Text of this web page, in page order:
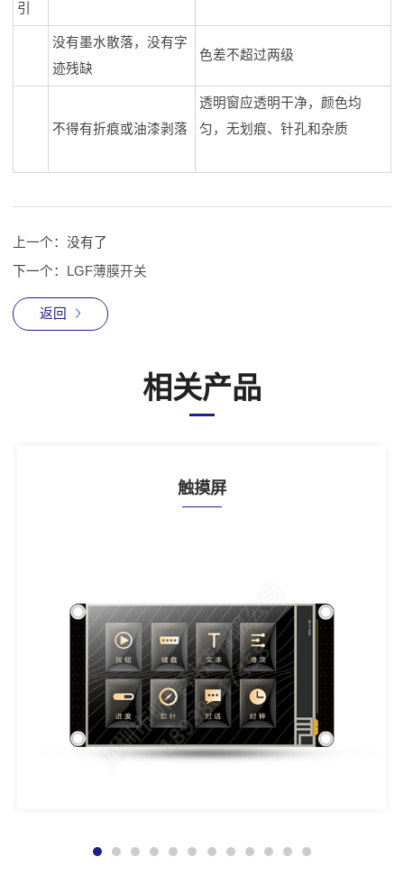
引
没有墨水散落，没有字
迹残缺
色差不超过两级
不得有折痕或油漆剥落
透明窗应透明干净，颜色均
匀，无划痕、针孔和杂质
上一个： 没有了
下一个：
LGF薄膜开关
返回
相关产品
触摸屏